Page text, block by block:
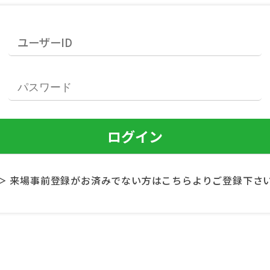
来場事前登録がお済みでない方はこちらよりご登録下さ